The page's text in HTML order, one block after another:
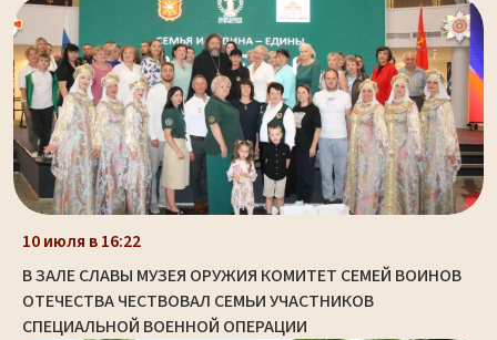
10 июля в 16:22
В ЗАЛЕ СЛАВЫ МУЗЕЯ ОРУЖИЯ КОМИТЕТ СЕМЕЙ ВОИНОВ
ОТЕЧЕСТВА ЧЕСТВОВАЛ СЕМЬИ УЧАСТНИКОВ
СПЕЦИАЛЬНОЙ ВОЕННОЙ ОПЕРАЦИИ